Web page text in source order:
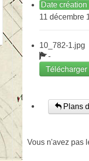
Date création
11 décembre
10_782-1.jpg
-
Télécharger
Plans
Vous n'avez pas